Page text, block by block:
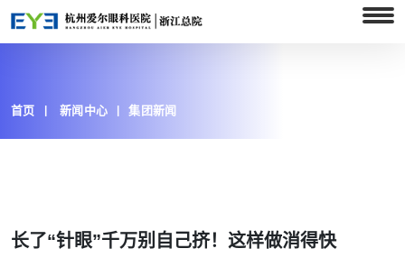
首页 新闻中心 集团新闻
长了“针眼”千万别自己挤！这样做消得快